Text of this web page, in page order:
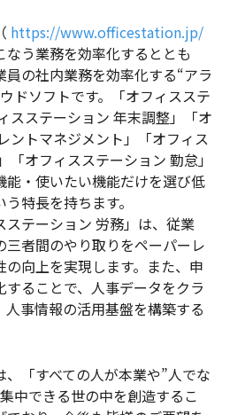
https://www.officestation.jp/
う業務を効率化するととも
の社内業務を効率化する“アラ
ドソフトです。「オフィスステ
スステーション 年末調整」「オ
ントマネジメント」「オフィス
「オフィスステーション 勤怠」
・使いたい機能だけを選び低
特長を持ちます。
テーション 労務」は、従業
三者間のやり取りをペーパーレ
向上を実現します。また、申
ることで、人事データをクラ
事情報の活用基盤を構築する
「すべての人が本業や”人でな
中できる世の中を創造するこ